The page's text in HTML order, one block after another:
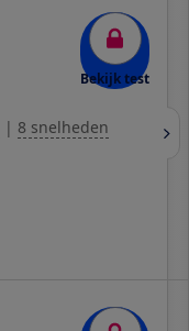
Bekijk test
| 8 snelheden